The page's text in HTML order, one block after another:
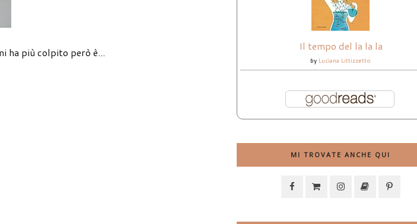
ha più colpito però è... Il tempo del la la la
by Luciana Littizzetto
MI TROVATE ANCHE QUI